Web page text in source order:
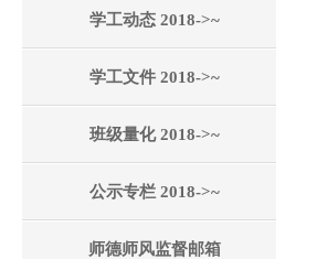
学工动态 2018->~
学工文件 2018->~
班级量化 2018->~
公示专栏 2018->~
师德师风监督邮箱